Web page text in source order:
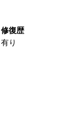
修復歴
有り